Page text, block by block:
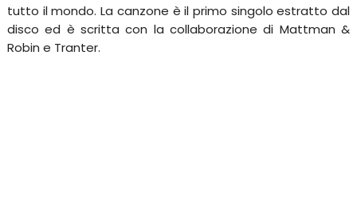
tutto il mondo. La canzone è il primo singolo estratto dal
disco ed è scritta con la collaborazione di Mattman &
Robin e Tranter.